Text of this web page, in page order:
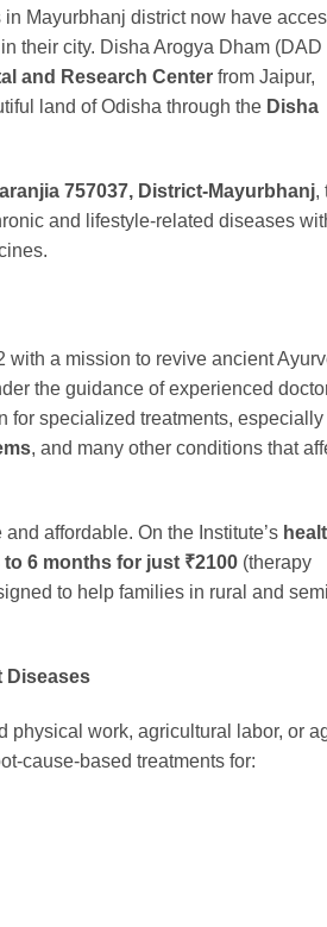
Mayurbhanj district now have
their city. Disha Arogya Dham (DAD
and Research Center from Jaipur,
land of Odisha through the Disha
757037, District-Mayurbhanj,
and lifestyle-related diseases
a mission to revive ancient
the guidance of experienced
for specialized treatments, especially
, and many other conditions that
affordable. On the Institute’s
6 months for just ₹2100 (therapy
to help families in rural and
Diseases
physical work, agricultural labor, or
cause-based treatments for: